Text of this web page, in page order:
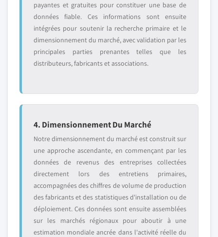
payantes et gratuites pour constituer une base de
données fiable. Ces informations sont ensuite
intégrées pour soutenir la recherche primaire et le
dimensionnement du marché, avec validation par les
principales parties prenantes telles que les
distributeurs, fabricants et associations.
4. Dimensionnement Du Marché
Notre dimensionnement du marché est construit sur
une approche ascendante, en commençant par les
données de revenus des entreprises collectées
directement lors des entretiens primaires,
accompagnées des chiffres de volume de production
des fabricants et des statistiques d'installation ou de
déploiement. Ces données sont ensuite assemblées
sur les marchés régionaux pour aboutir à une
estimation mondiale ancrée dans l'activité réelle du